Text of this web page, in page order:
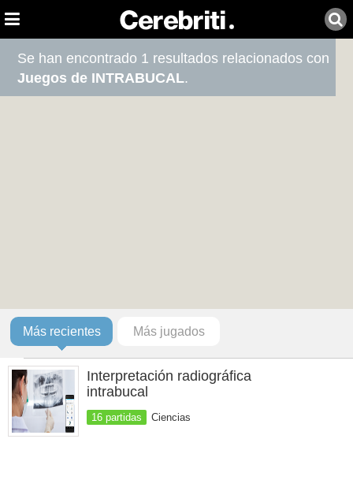
Se han encontrado 1 resultados relacionados con
Juegos de INTRABUCAL.
Más recientes Más jugados
Interpretación radiográfica
intrabucal
16 partidas Ciencias